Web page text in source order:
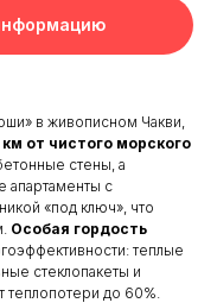
в живописном Чакви,
км от чистого морского
стены, а
апартаменты с
«под ключ», что
Особая гордость
теплые
стеклопакеты и
теплопотери до 60%.